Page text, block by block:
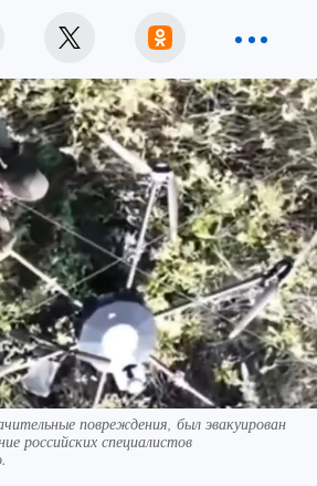
повреждения, был эвакуирован
российских специалистов